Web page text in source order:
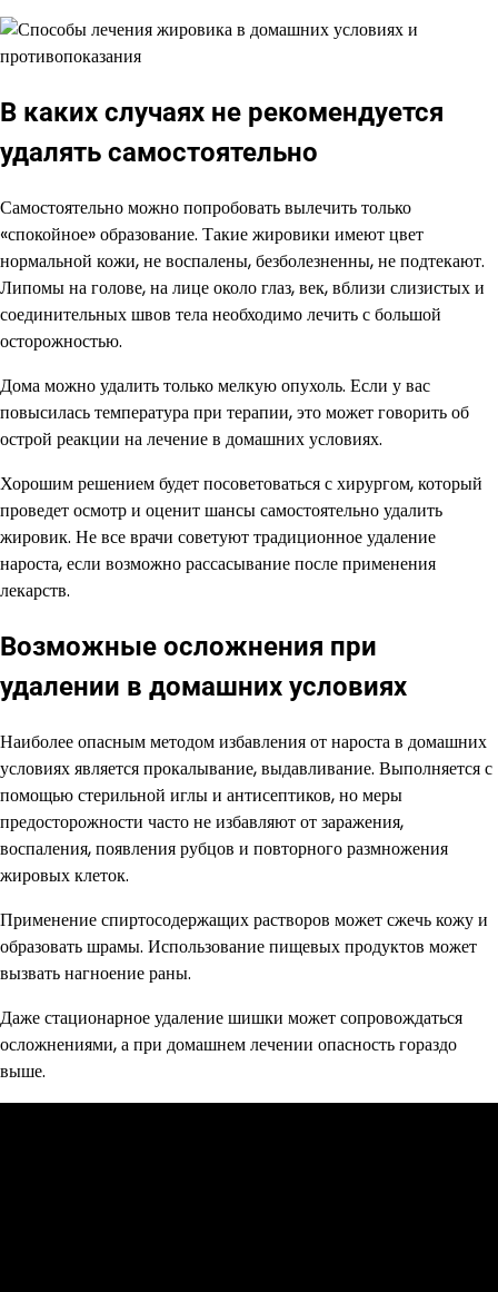
В каких случаях не рекомендуется
удалять самостоятельно
Самостоятельно можно попробовать вылечить только
«спокойное» образование. Такие жировики имеют цвет
нормальной кожи, не воспалены, безболезненны, не подтекают.
Липомы на голове, на лице около глаз, век, вблизи слизистых и
соединительных швов тела необходимо лечить с большой
осторожностью.
Дома можно удалить только мелкую опухоль. Если у вас
повысилась температура при терапии, это может говорить об
острой реакции на лечение в домашних условиях.
Хорошим решением будет посоветоваться с хирургом, который
проведет осмотр и оценит шансы самостоятельно удалить
жировик. Не все врачи советуют традиционное удаление
нароста, если возможно рассасывание после применения
лекарств.
Возможные осложнения при
удалении в домашних условиях
Наиболее опасным методом избавления от нароста в домашних
условиях является прокалывание, выдавливание. Выполняется с
помощью стерильной иглы и антисептиков, но меры
предосторожности часто не избавляют от заражения,
воспаления, появления рубцов и повторного размножения
жировых клеток.
Применение спиртосодержащих растворов может сжечь кожу и
образовать шрамы. Использование пищевых продуктов может
вызвать нагноение раны.
Даже стационарное удаление шишки может сопровождаться
осложнениями, а при домашнем лечении опасность гораздо
выше.